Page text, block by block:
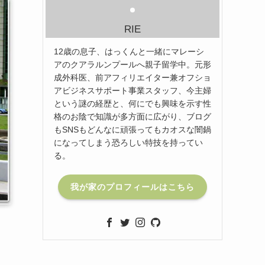
RIE
12歳の息子、はっくんと一緒にマレーシ
アのクアラルンプールへ親子留学中。元形
成外科医、前アフィリエイター兼オフショ
アビジネスサポート事業スタッフ、今主婦
という謎の経歴と、何にでも興味を示す性
格のお陰で知識が多方面に広がり、ブログ
もSNSもどんなに頑張ってもカオスな闇鍋
になってしまう恐ろしい特技を持ってい
る。
我が家のプロフィールはこちら